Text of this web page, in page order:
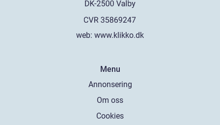
web: www.klikko.dk
Menu
Annonsering
Om oss
Cookies